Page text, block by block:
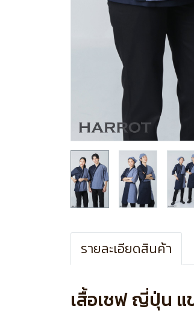
รายละเอียดสินค้า
เสื้อเชฟ ญี่ปุ่น แ